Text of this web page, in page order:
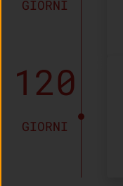
GIORNI
120
GIORNI